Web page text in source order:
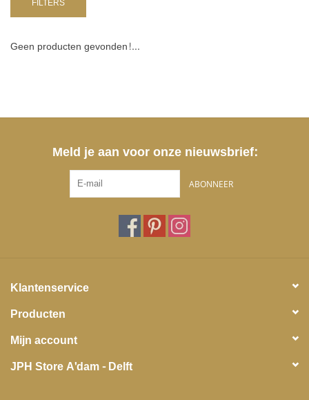
NURSERY / TABLEWARE
Geen producten gevonden!...
Meld je aan voor onze nieuwsbrief:
ABONNEER
Klantenservice
Producten
Mijn account
JPH Store A'dam - Delft